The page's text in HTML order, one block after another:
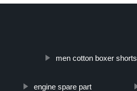
men cotton boxer shorts
engine spare part